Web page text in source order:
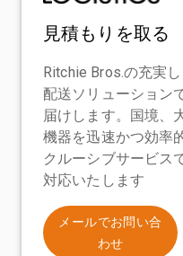
見積もりを取る
Ritchie Bros.の充実
配送ソリューション
届けします。国境、
機器を迅速かつ効率
クルーシブサービス
対応いたします
メールでお問い合
わせ